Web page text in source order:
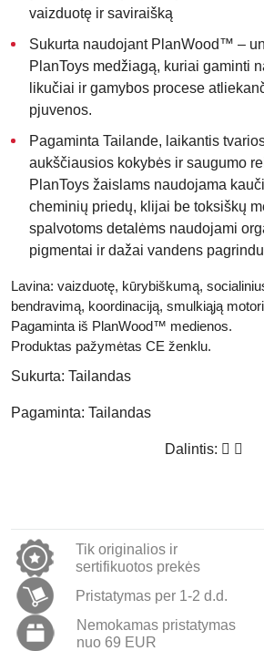
vaizduotę ir saviraišką
Sukurta naudojant PlanWood™ –
PlanToys medžiagą, kuriai gaminti
likučiai ir gamybos procese
pjuvenos.
Pagaminta Tailande, laikantis
aukščiausios kokybės ir saugumo
PlanToys žaislams naudojama
cheminių priedų, klijai be toksiškų
spalvotoms detalėms naudojami
pigmentai ir dažai vandens
Lavina: vaizduotę, kūrybiškumą,
bendravimą, koordinaciją, smulkiąją
Pagaminta iš PlanWood™ medienos.
Produktas pažymėtas CE ženklu.
Sukurta: Tailandas
Pagaminta: Tailandas
Dalintis:
Tik originalios ir
sertifikuotos prekės
Pristatymas per 1-2 d.d.
Nemokamas pristatymas
nuo 69 EUR